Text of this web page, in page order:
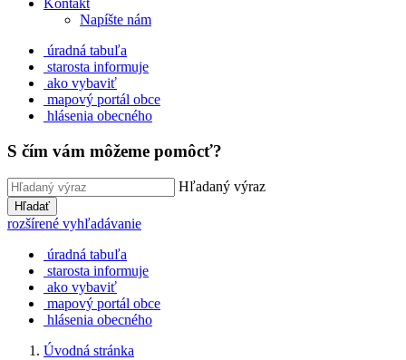
Kontakt
Napíšte nám
úradná tabuľa
starosta informuje
ako vybaviť
mapový portál obce
hlásenia obecného
S čím vám môžeme pomôcť?
Hľadaný výraz
Hľadať
rozšírené vyhľadávanie
úradná tabuľa
starosta informuje
ako vybaviť
mapový portál obce
hlásenia obecného
Úvodná stránka